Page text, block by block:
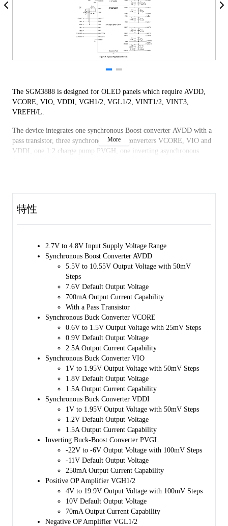
The SGM3888 is designed for OLED panels which require AVDD,
VCORE, VIO, VDDI, VGH1/2, VGL1/2, VINT1/2, VINT3,
VREFH/L.
The device integrates one synchronous Boost converter AVDD with a
pass transistor, three synchronous Buck converters VCORE, VIO and
VDDI, one 1:2 charge pump PVGH, one inverting asynchronous
digital steps through I C interface.
The SGM3888 is available in a Green TQFN-5×6-44L package.
More
特性
2.7V to 4.8V Input Supply Voltage Range
Synchronous Boost Converter AVDD
5.5V to 10.55V Output Voltage with 50mV
Steps
7.6V Default Output Voltage
700mA Output Current Capability
With a Pass Transistor
Synchronous Buck Converter VCORE
0.6V to 1.5V Output Voltage with 25mV Steps
0.9V Default Output Voltage
2.5A Output Current Capability
Synchronous Buck Converter VIO
1V to 1.95V Output Voltage with 50mV Steps
1.8V Default Output Voltage
1.5A Output Current Capability
Synchronous Buck Converter VDDI
1V to 1.95V Output Voltage with 50mV Steps
1.2V Default Output Voltage
1.5A Output Current Capability
Inverting Buck-Boost Converter PVGL
-22V to -6V Output Voltage with 100mV Steps
-11V Default Output Voltage
250mA Output Current Capability
Positive OP Amplifier VGH1/2
4V to 19.9V Output Voltage with 100mV Steps
10V Default Output Voltage
70mA Output Current Capability
Negative OP Amplifier VGL1/2